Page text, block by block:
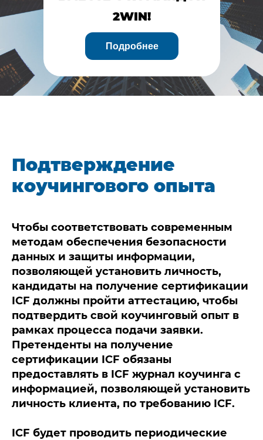
2WIN!
Подробнее
Подтверждение
коучингового опыта
Чтобы соответствовать современным
методам обеспечения безопасности
данных и защиты информации,
позволяющей установить личность,
кандидаты на получение сертификации
ICF должны пройти аттестацию, чтобы
подтвердить свой коучинговый опыт в
рамках процесса подачи заявки.
Претенденты на получение
сертификации ICF обязаны
предоставлять в ICF журнал коучинга с
информацией, позволяющей установить
личность клиента, по требованию ICF.
ICF будет проводить периодические